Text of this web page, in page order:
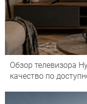
Обзор телевизора
качество по